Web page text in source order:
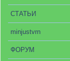
СТАТЬИ
minjustvrn
ФОРУМ